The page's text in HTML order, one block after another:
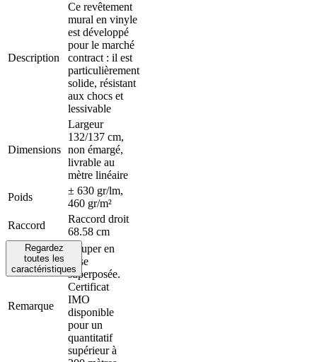
Description
Ce revêtement
mural en vinyle
est développé
pour le marché
contract : il est
particulièrement
solide, résistant
aux chocs et
lessivable
Dimensions
Largeur
132/137 cm,
non émargé,
livrable au
mètre linéaire
Poids
± 630 gr/lm,
460 gr/m²
Raccord
Raccord droit
68.58 cm
Remarque
Couper en
pose
superposée.
Certificat
IMO
disponible
pour un
quantitatif
supérieur à
Regardez
toutes les
caractéristiques
Contacts
Points